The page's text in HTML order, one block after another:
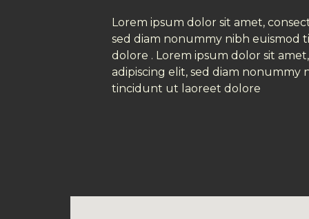
Lorem ipsum dolor sit amet,
sed diam nonummy nibh euismod
dolore . Lorem ipsum dolor sit
adipiscing elit, sed diam nonummy
tincidunt ut laoreet dolore